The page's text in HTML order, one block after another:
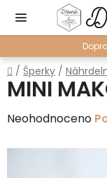
obsah
Domů
/ Šperky /
MINI
Průměrné
Neohodnoceno